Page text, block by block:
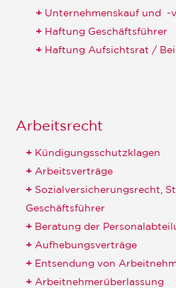
Unternehmenskauf und -
Haftung Geschäftsführer
Haftung Aufsichtsrat /
Arbeitsrecht
Kündigungsschutzklagen
Arbeitsverträge
Sozialversicherungsrecht,
Geschäftsführer
Beratung der
Aufhebungsverträge
Entsendung von
Arbeitnehmerüberlassung